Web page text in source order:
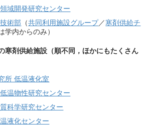
域開発研究センター
術部 （共同利用施設グループ／寒剤供給チ
学内からのみ）
寒剤供給施設（順不同，ほかにもたくさん
所 低温液化室
温物性研究センター
科学研究センター
液化センター